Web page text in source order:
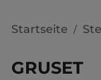
Startseite /
GRUSET